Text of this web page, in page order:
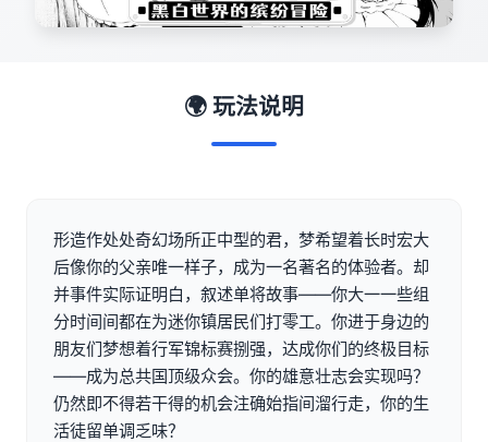
🌍 玩法说明
形造作处处奇幻场所正中型的君，梦希望着长时宏大
后像你的父亲唯一样子，成为一名著名的体验者。却
并事件实际证明白，叙述单将故事——你大一一些组
分时间间都在为迷你镇居民们打零工。你进于身边的
朋友们梦想着行军锦标赛捌强，达成你们的终极目标
——成为总共国顶级众会。你的雄意壮志会实现吗？
仍然即不得若干得的机会注确始指间溜行走，你的生
活徒留单调乏味？